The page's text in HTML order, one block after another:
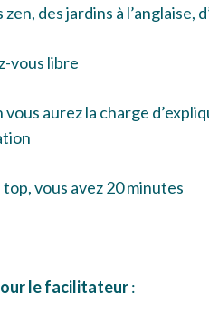
zen, des jardins à l’anglaise,
vous libre
vous aurez la charge
top, vous avez 20 minutes
le facilitateur: